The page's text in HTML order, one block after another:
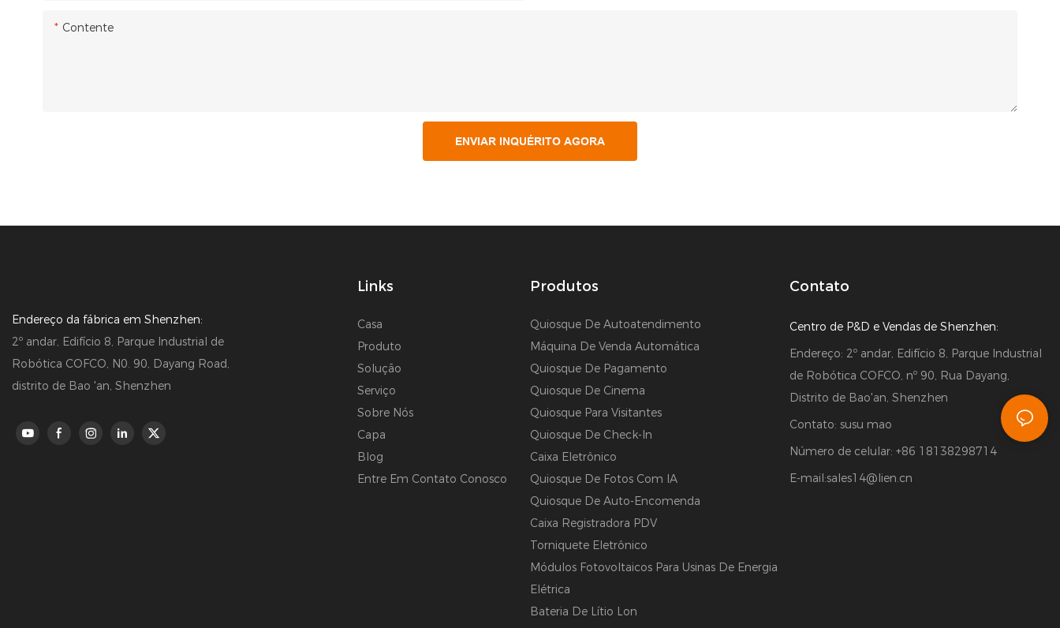
Contente
ENVIAR INQUÉRITO AGORA
Endereço da fábrica em Shenzhen:
2º andar, Edifício 8, Parque Industrial de
Robótica COFCO, N0. 90, Dayang Road,
distrito de Bao 'an, Shenzhen
Links
Casa
Produto
Solução
Serviço
Sobre Nós
Capa
Blog
Entre Em Contato Conosco
Produtos
Quiosque De Autoatendimento
Máquina De Venda Automática
Quiosque De Pagamento
Quiosque De Cinema
Quiosque Para Visitantes
Quiosque De Check-In
Caixa Eletrônico
Quiosque De Fotos Com IA
Quiosque De Auto-Encomenda
Caixa Registradora PDV
Torniquete Eletrônico
Módulos Fotovoltaicos Para Usinas De Energia
Elétrica
Bateria De Lítio Lon
Contato
Centro de P&D e Vendas de Shenzhen:
Endereço: 2º andar, Edifício 8, Parque Industrial
de Robótica COFCO, nº 90, Rua Dayang,
Distrito de Bao'an, Shenzhen
Contato: susu mao
Número de celular: +86 18138298714
E-mail:sales14@lien.cn